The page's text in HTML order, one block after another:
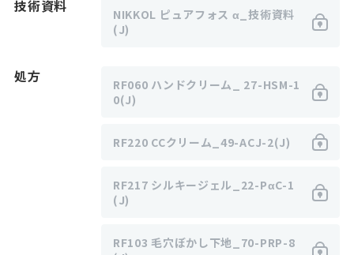
技術資料
NIKKOL ピュアフォス α_技術資料
(J)
処方
RF060 ハンドクリーム_ 27-HSM-1
0(J)
RF220 CCクリーム_49-ACJ-2(J)
RF217 シルキージェル_22-PαC-1
(J)
RF103 毛穴ぼかし下地_70-PRP-8